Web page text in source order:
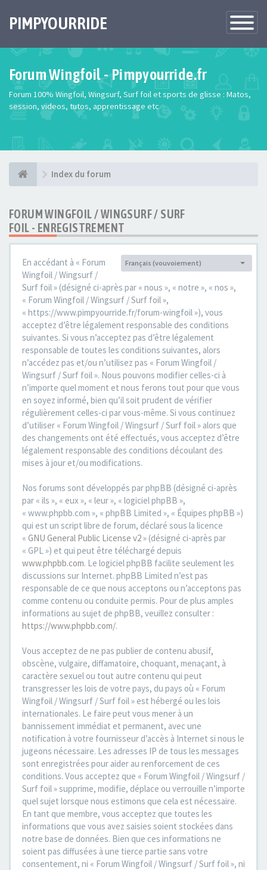
Toggle
PIMPYOURRIDE
Forum Wingfoil - Pimpyourride.fr
Forum 100% Wingfoil, Wingsurf, Surf foil et sports de glisse : Matos,
session, videos, tutos, apprentissage etc
Index du forum
FORUM WINGFOIL / WINGSURF / SURF
FOIL - ENREGISTREMENT
Langue :
Français (vouvoiement)
En accédant à « Forum
Wingfoil / Wingsurf /
Surf foil » (désigné ci-après par « nous », « notre », « nos »,
« Forum Wingfoil / Wingsurf / Surf foil »,
« https://www.pimpyourride.fr/forum-wingfoil »), vous
acceptez d’être légalement responsable des conditions
suivantes. Si vous n’acceptez pas d’être légalement
responsable de toutes les conditions suivantes, alors
n’accédez pas et/ou n’utilisez pas « Forum Wingfoil /
Wingsurf / Surf foil ». Nous pouvons modifier celles-ci à
n’importe quel moment et nous ferons tout pour que vous
en soyez informé, bien qu’il soit prudent de vérifier
régulièrement celles-ci par vous-même. Si vous continuez
d’utiliser « Forum Wingfoil / Wingsurf / Surf foil » alors que
des changements ont été effectués, vous acceptez d’être
légalement responsable des conditions découlant des
mises à jour et/ou modifications.
Nos forums sont développés par phpBB (désigné ci-après
par « ils », « eux », « leur », « logiciel phpBB »,
« www.phpbb.com », « phpBB Limited », « Équipes phpBB »)
qui est un script libre de forum, déclaré sous la licence
« GNU General Public License v2» (désigné ci-après par
« GPL ») et qui peut être téléchargé depuis
www.phpbb.com. Le logiciel phpBB facilite seulement les
discussions sur Internet. phpBB Limited n’est pas
responsable de ce que nous acceptons ou n’acceptons pas
comme contenu ou conduite permis. Pour de plus amples
informations au sujet de phpBB, veuillez consulter :
https://www.phpbb.com/.
Vous acceptez de ne pas publier de contenu abusif,
obscène, vulgaire, diffamatoire, choquant, menaçant, à
caractère sexuel ou tout autre contenu qui peut
transgresser les lois de votre pays, du pays où « Forum
Wingfoil / Wingsurf / Surf foil » est hébergé ou les lois
internationales. Le faire peut vous mener à un
bannissement immédiat et permanent, avec une
notification à votre fournisseur d’accès à Internet si nous le
jugeons nécessaire. Les adresses IP de tous les messages
sont enregistrées pour aider au renforcement de ces
conditions. Vous acceptez que « Forum Wingfoil / Wingsurf /
Surf foil » supprime, modifie, déplace ou verrouille n’importe
quel sujet lorsque nous estimons que cela est nécessaire.
En tant que membre, vous acceptez que toutes les
informations que vous avez saisies soient stockées dans
notre base de données. Bien que ces informations ne
soient pas diffusées à une tierce partie sans votre
consentement, ni « Forum Wingfoil / Wingsurf / Surf foil », ni